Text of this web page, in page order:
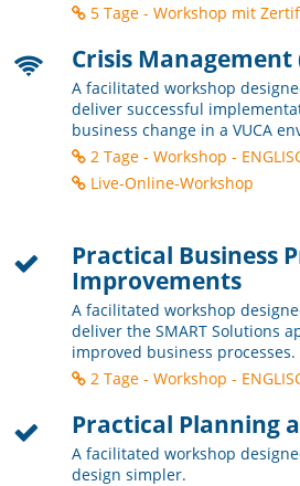
5 Tage - Workshop mit
Crisis Management
A facilitated workshop
deliver successful
business change in a VUCA
2 Tage - Workshop -
Live-Online-Workshop
Practical Business
Improvements
A facilitated workshop
deliver the SMART Solutions
improved business processes.
2 Tage - Workshop -
Practical Planning
A facilitated workshop
design simpler.